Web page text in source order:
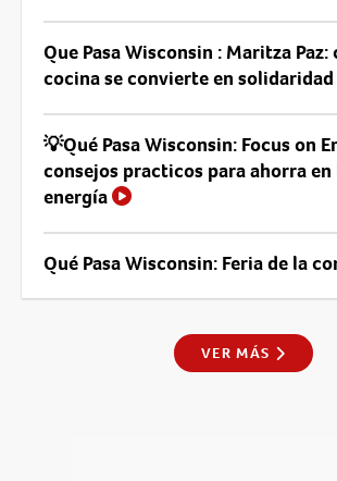
Que Pasa Wisconsin : Maritza
cocina se convierte en solidaridad
💡Qué Pasa Wisconsin: Focus on
consejos practicos para ahorra
energía
Qué Pasa Wisconsin: Feria de la
VER MÁS